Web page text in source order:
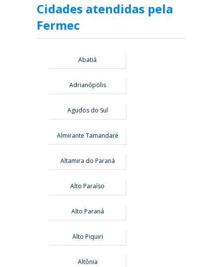
Cidades atendidas pela
Fermec
Abatiá
Adrianópolis
Agudos do Sul
Almirante Tamandaré
Altamira do Paraná
Alto Paraíso
Alto Paraná
Alto Piquiri
Altônia